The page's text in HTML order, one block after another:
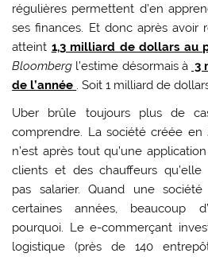
régulières permettent d’en
ses finances. Et donc après avoir
atteint 1,3 milliard de dollars au
Bloomberg l’estime désormais à 3
de l’année . Soit 1 milliard de
Uber brûle toujours plus de
comprendre. La société créée en
n’est après tout qu’une
clients et des chauffeurs
pas salarier. Quand une
certaines années, beaucoup
pourquoi. Le e-commerçant
logistique (près de 140